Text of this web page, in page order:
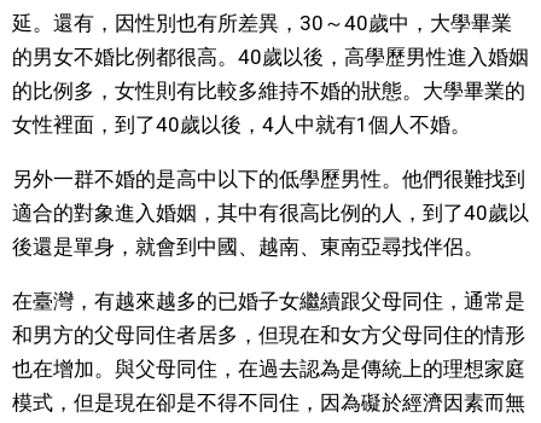
延。還有，因性別也有所差異，30～40歲中，大學畢業
的男女不婚比例都很高。40歲以後，高學歷男性進入婚姻
的比例多，女性則有比較多維持不婚的狀態。大學畢業的
女性裡面，到了40歲以後，4人中就有1個人不婚。
另外一群不婚的是高中以下的低學歷男性。他們很難找到
適合的對象進入婚姻，其中有很高比例的人，到了40歲以
後還是單身，就會到中國、越南、東南亞尋找伴侶。
在臺灣，有越來越多的已婚子女繼續跟父母同住，通常是
和男方的父母同住者居多，但現在和女方父母同住的情形
也在增加。與父母同住，在過去認為是傳統上的理想家庭
模式，但是現在卻是不得不同住，因為礙於經濟因素而無